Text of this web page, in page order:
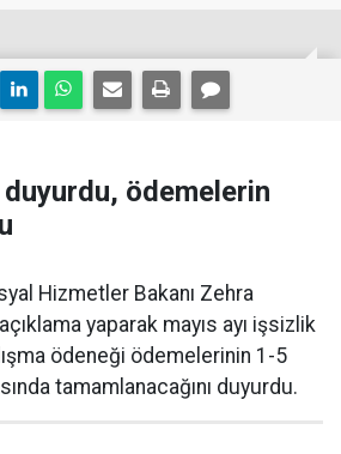
ödemelerin
Hizmetler Bakanı Zehra
yaparak mayıs ayı işsizlik
ödeneği ödemelerinin 1-5
tamamlanacağını duyurdu.